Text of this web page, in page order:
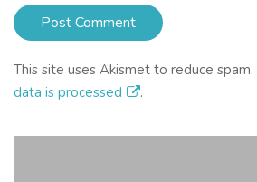
This site uses Akismet to reduce spam.
data is processed
.